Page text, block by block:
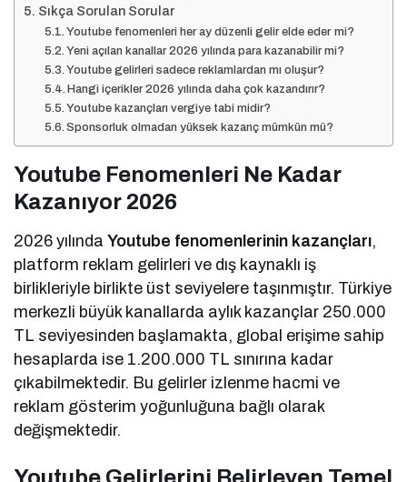
Sıkça Sorulan Sorular
Youtube fenomenleri her ay düzenli gelir elde eder mi?
Yeni açılan kanallar 2026 yılında para kazanabilir mi?
Youtube gelirleri sadece reklamlardan mı oluşur?
Hangi içerikler 2026 yılında daha çok kazandırır?
Youtube kazançları vergiye tabi midir?
Sponsorluk olmadan yüksek kazanç mümkün mü?
Youtube Fenomenleri Ne Kadar
Kazanıyor 2026
2026 yılındaYoutube fenomenlerinin kazançları,
platform reklam gelirleri ve dış kaynaklı iş
birlikleriyle birlikte üst seviyelere taşınmıştır. Türkiye
merkezli büyük kanallarda aylık kazançlar 250.000
TL seviyesinden başlamakta, global erişime sahip
hesaplarda ise 1.200.000 TL sınırına kadar
çıkabilmektedir. Bu gelirler izlenme hacmi ve
reklam gösterim yoğunluğuna bağlı olarak
değişmektedir.